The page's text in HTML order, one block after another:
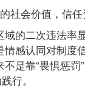
社会价值，信任
域的二次违法率
感认同对制度
是靠“畏惧惩罚
行。